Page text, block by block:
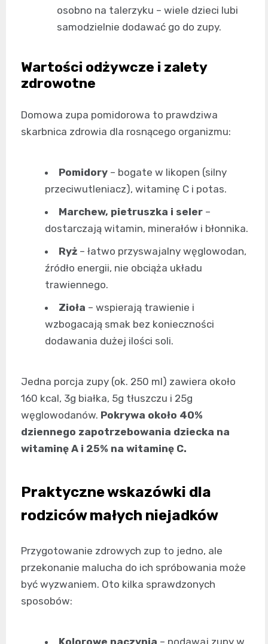
osobno na talerzyku – wiele dzieci lubi
samodzielnie dodawać go do zupy.
Wartości odżywcze i zalety
zdrowotne
Domowa zupa pomidorowa to prawdziwa
skarbnica zdrowia dla rosnącego organizmu:
Pomidory – bogate w likopen (silny
przeciwutleniacz), witaminę C i potas.
Marchew, pietruszka i seler –
dostarczają witamin, minerałów i błonnika.
Ryż – łatwo przyswajalny węglowodan,
źródło energii, nie obciąża układu
trawiennego.
Zioła – wspierają trawienie i
wzbogacają smak bez konieczności
dodawania dużej ilości soli.
Jedna porcja zupy (ok. 250 ml) zawiera około
160 kcal, 3g białka, 5g tłuszczu i 25g
węglowodanów. Pokrywa około 40%
dziennego zapotrzebowania dziecka na
witaminę A i 25% na witaminę C.
Praktyczne wskazówki dla
rodziców małych niejadków
Przygotowanie zdrowych zup to jedno, ale
przekonanie malucha do ich spróbowania może
być wyzwaniem. Oto kilka sprawdzonych
sposobów:
Kolorowe naczynia – podawaj zupy w